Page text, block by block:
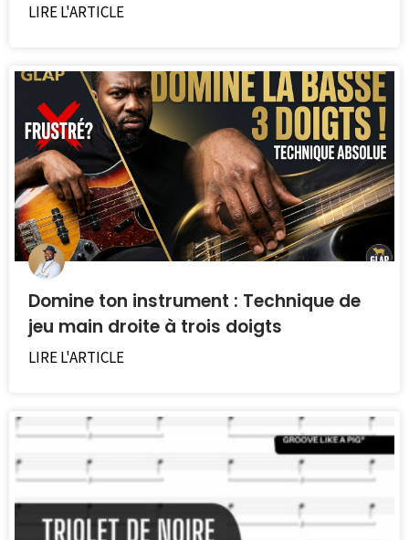
LIRE L'ARTICLE
Domine ton instrument : Technique de
jeu main droite à trois doigts
LIRE L'ARTICLE